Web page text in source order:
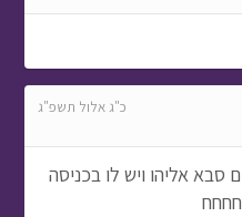
כ"ג אלול תשפ"ג
אליהו ויש לו בכניסה